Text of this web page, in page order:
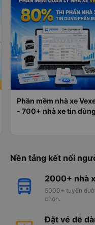
Phần mềm nhà xe
- 700+ nhà xe tin dùng
Nền tảng kết nối
2000+ nhà
5000+ tuyến
chọn.
Đặt vé dễ